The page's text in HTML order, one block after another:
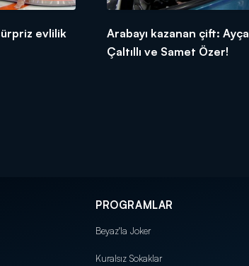
evlilik
Arabayı kazanan çift: Ayça
Çaltıllı ve Samet Özer!
PROGRAMLAR
Beyaz'la Joker
Kuralsız Sokaklar